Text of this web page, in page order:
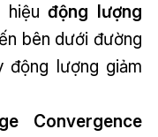
hiệuđộng lượng
bên dưới đường
động lượng giảm
Convergence